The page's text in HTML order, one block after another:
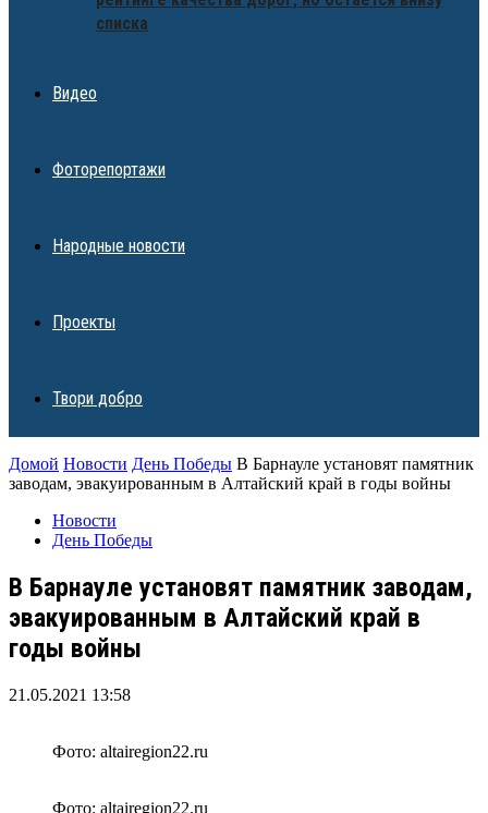
списка
Видео
Фоторепортажи
Народные новости
Проекты
Твори добро
Домой Новости День Победы В Барнауле установят памятник
заводам, эвакуированным в Алтайский край в годы войны
Новости
День Победы
В Барнауле установят памятник заводам,
эвакуированным в Алтайский край в
годы войны
21.05.2021 13:58
Фото: altairegion22.ru
Фото: altairegion22.ru